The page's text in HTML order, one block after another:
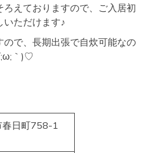
ろえておりますので、ご入居初
いただけます♪
ので、長期出張で自炊可能なの
｀)♡
春日町758-1